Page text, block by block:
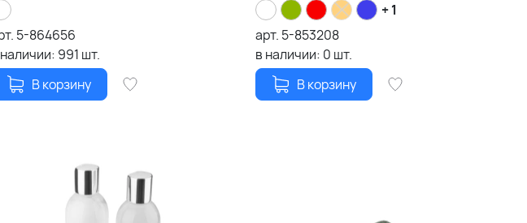
5-864656
991 шт.
В корзину
+ 1
арт. 5-853208
в наличии: 0 шт.
В корзину